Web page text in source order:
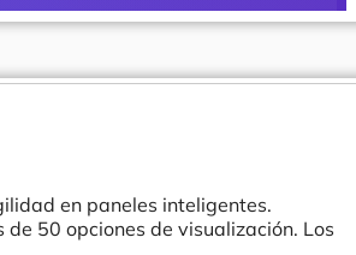
en paneles inteligentes.
50 opciones de visualización. Los